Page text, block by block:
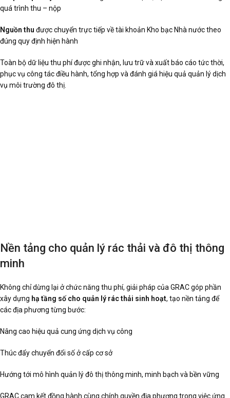
quá trình thu – nộp
Nguồn thu được chuyển trực tiếp về tài khoản Kho bạc Nhà nước theo
đúng quy định hiện hành
Toàn bộ dữ liệu thu phí được ghi nhận, lưu trữ và xuất báo cáo tức thời,
phục vụ công tác điều hành, tổng hợp và đánh giá hiệu quả quản lý dịch
vụ môi trường đô thị.
Nền tảng cho quản lý rác thải và đô thị thông
minh
Không chỉ dừng lại ở chức năng thu phí, giải pháp của GRAC góp phần
xây dựng hạ tầng số cho quản lý rác thải sinh hoạt, tạo nền tảng để
các địa phương từng bước:
Nâng cao hiệu quả cung ứng dịch vụ công
Thúc đẩy chuyển đổi số ở cấp cơ sở
Hướng tới mô hình quản lý đô thị thông minh, minh bạch và bền vững
GRAC cam kết đồng hành cùng chính quyền địa phương trong việc ứng